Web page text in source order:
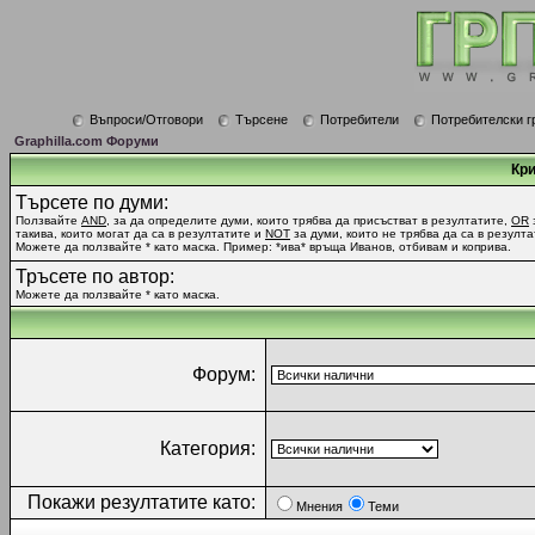
Въпроси/Отговори Търсене Потребители
Потребителски
Graphilla.com Форуми
Търсете по думи:
Ползвайте AND , за да определите думи, които трябва да присъстват в резултатите, OR
такива, които могат да са в резултатите и NOT за думи, които не трябва да са в
Можете да ползвайте * като маска. Пример: *ива* връща Иванов, отбивам и коприва.
Тръсете по автор:
Можете да ползвайте * като маска.
Форум:
Категория:
Покажи резултатите като: Мнения Теми